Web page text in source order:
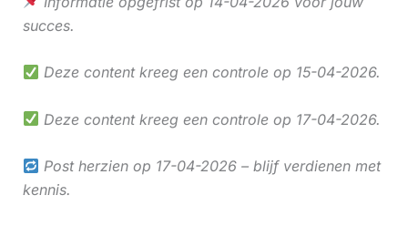
succes.
Deze content kreeg een controle op 15-04-2026.
Deze content kreeg een controle op 17-04-2026.
Post herzien op 17-04-2026 – blijf verdienen met
kennis.